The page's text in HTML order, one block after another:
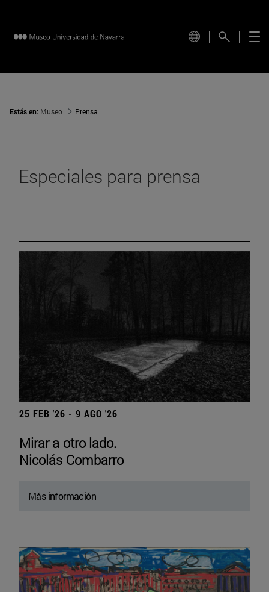
Estás en: Museo Prensa
Especiales para prensa
25 FEB '26 - 9 AGO '26
Mirar a otro lado.
Nicolás Combarro
Más información